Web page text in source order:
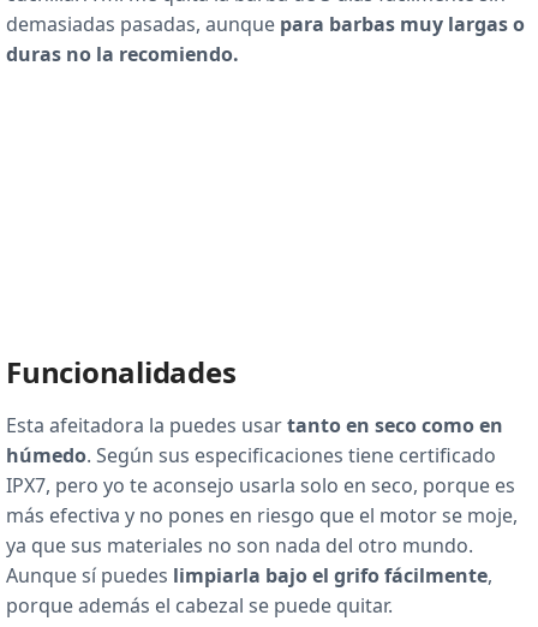
demasiadas pasadas, aunque para barbas muy largas o
duras no la recomiendo.
Funcionalidades
Esta afeitadora la puedes usartanto en seco como en
húmedo. Según sus especificaciones tiene certificado
IPX7, pero yo te aconsejo usarla solo en seco, porque es
más efectiva y no pones en riesgo que el motor se moje,
ya que sus materiales no son nada del otro mundo.
Aunque sí puedes limpiarla bajo el grifo fácilmente,
porque además el cabezal se puede quitar.